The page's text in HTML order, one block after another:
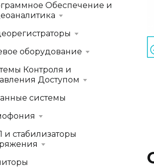
Обеспечение и
оборудование
Контроля и
Доступом
системы
стабилизаторы